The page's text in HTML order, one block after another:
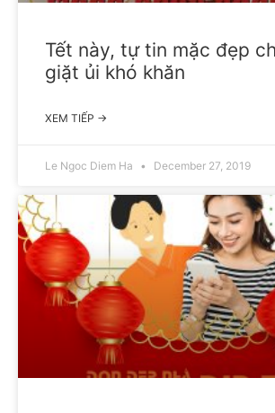
Tết này, tự tin mặc đẹp
giặt ủi khó khăn
XEM TIẾP →
Le Ngoc Diem Ha December 27, 2019